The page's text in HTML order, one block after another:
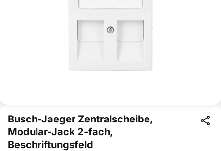
Busch-Jaeger Zentralscheibe,
Modular-Jack 2-fach,
Beschriftungsfeld